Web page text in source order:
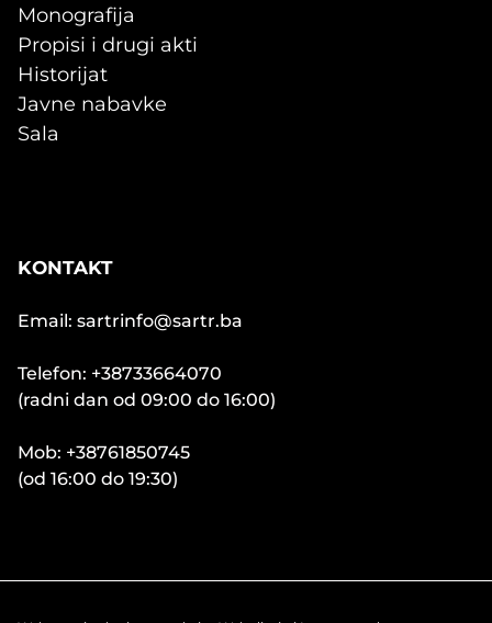
Monografija
Propisi i drugi akti
Historijat
Javne nabavke
Sala
KONTAKT
Email: sartrinfo@sartr.ba
Telefon: +38733664070
(radni dan od 09:00 do 16:00)
Mob: +38761850745
(od 16:00 do 19:30)